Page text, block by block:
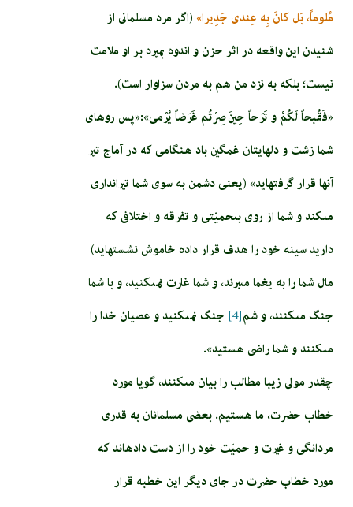
مُلوماً، بَل كانَ بِه عِندى جَدِيرا» (اگر مرد مسلمانى از
شنيدن اين واقعه در اثر حزن و اندوه بميرد بر او ملامت
نيست؛ بلكه به نزد من هم به مردن سزاوار است).
«فَقُبحاً لَكُمْ و تَرَحاً حِينَ صِرْتُم غَرَضاً يُرْمى»:«پس روهاى
شما زشت و دل­هايتان غمگين باد هنگامى كه در آماج تير
آنها قرار گرفته‏ايد» (يعنى دشمن به سوى شما تيراندارى
مى‏كند و شما از روى بى‏حميّتى و تفرقه و اختلافى كه
داريد سينه خود را هدف قرار داده خاموش نشسته‏ايد)
مال شما را به يغما مى‏برند، و شما غارت نمى‏كنيد، و با شما
جنگ مى‏كنند، و شم[4]
جنگ نمى‏كنيد و عصيان خدا را
مى‏كنند و شما راضى هستيد».
چقدر مولى زيبا مطالب را بيان مى‏كنند، گويا مورد
خطاب حضرت، ما هستيم. بعضى مسلمانان به قدرى
مردانگى و غيرت و حميّت خود را از دست داده‏اند كه
مورد خطاب حضرت در جاى ديگر اين خطبه قرار